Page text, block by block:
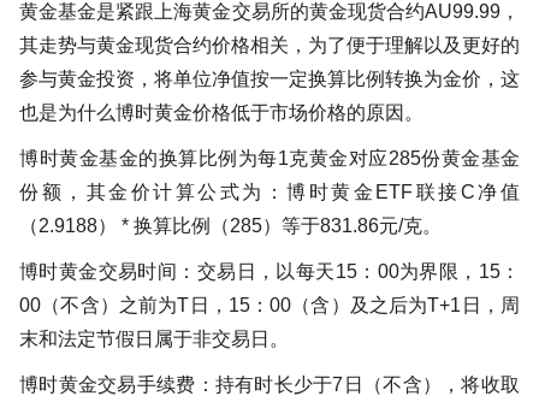
黄金基金是紧跟上海黄金交易所的黄金现货合约AU99.99，
其走势与黄金现货合约价格相关，为了便于理解以及更好的
参与黄金投资，将单位净值按一定换算比例转换为金价，这
也是为什么博时黄金价格低于市场价格的原因。
博时黄金基金的换算比例为每1克黄金对应285份黄金基金
份额，其金价计算公式为：博时黄金ETF联接C净值
（2.9188） * 换算比例（285）等于831.86元/克。
博时黄金交易时间：交易日，以每天15：00为界限，15：
00（不含）之前为T日，15：00（含）及之后为T+1日，周
末和法定节假日属于非交易日。
博时黄金交易手续费：持有时长少于7日（不含），将收取